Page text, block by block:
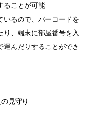
ることが可能
いるので、バーコードを
り、端末に部屋番号を入
運んだりすることができ
見守り